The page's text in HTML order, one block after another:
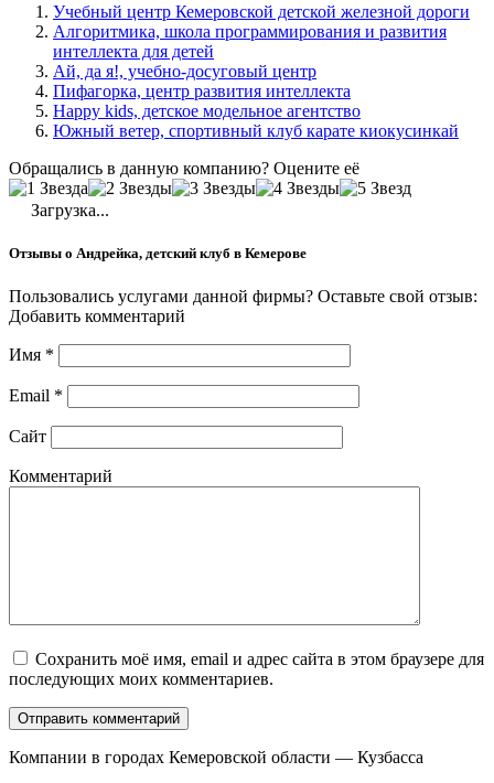
Учебный центр Кемеровской детской железной дороги
Алгоритмика, школа программирования и развития
интеллекта для детей
Ай, да я!, учебно-досуговый центр
Пифагорка, центр развития интеллекта
Happy kids, детское модельное агентство
Южный ветер, спортивный клуб карате киокусинкай
Обращались в данную компанию? Оцените её
Загрузка...
Отзывы о Андрейка, детский клуб в Кемерове
Пользовались услугами данной фирмы? Оставьте свой отзыв:
Добавить комментарий
Имя *
Email *
Сайт
Комментарий
Сохранить моё имя, email и адрес сайта в этом браузере для
последующих моих комментариев.
Компании в городах Кемеровской области — Кузбасса